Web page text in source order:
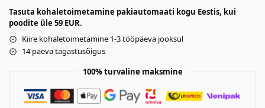
Tasuta kohaletoimetamine pakiautomaati kogu Eestis, kui
poodite üle 59 EUR.
Kiire kohaletoimetamine 1-3 tööpäeva jooksul
14 päeva tagastusõigus
100% turvaline maksmine